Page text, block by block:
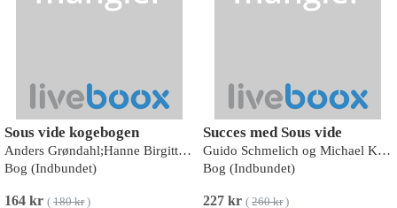
Sous vide kogebogen
Anders Grøndahl;Hanne Birgitte Grøndahl
Bog (Indbundet)
164 kr ( 180 kr)
Succes med Sous vide
Guido Schmelich og Michael Koch
Bog (Indbundet)
227 kr ( 260 kr)